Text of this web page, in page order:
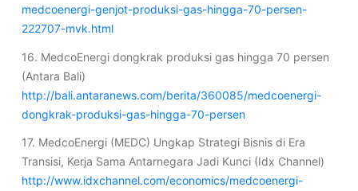
medcoenergi-genjot-produksi-gas-hingga-70-persen-
222707-mvk.html
16. MedcoEnergi dongkrak produksi gas hingga 70 persen
(Antara Bali)
http://bali.antaranews.com/berita/360085/medcoenergi-
dongkrak-produksi-gas-hingga-70-persen
17. MedcoEnergi (MEDC) Ungkap Strategi Bisnis di Era
Transisi, Kerja Sama Antarnegara Jadi Kunci (Idx Channel)
http://www.idxchannel.com/economics/medcoenergi-